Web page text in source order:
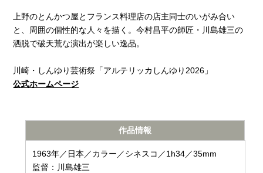
上野のとんかつ屋とフランス料理店の店主同士のいがみ合い
と、周囲の個性的な人々を描く。今村昌平の師匠・川島雄三の
洒脱で破天荒な演出が楽しい逸品。
川崎・しんゆり芸術祭「アルテリッカしんゆり2026」
公式ホームページ
作品情報
1963年／日本／カラー／シネスコ／1h34／35mm
監督：川島雄三